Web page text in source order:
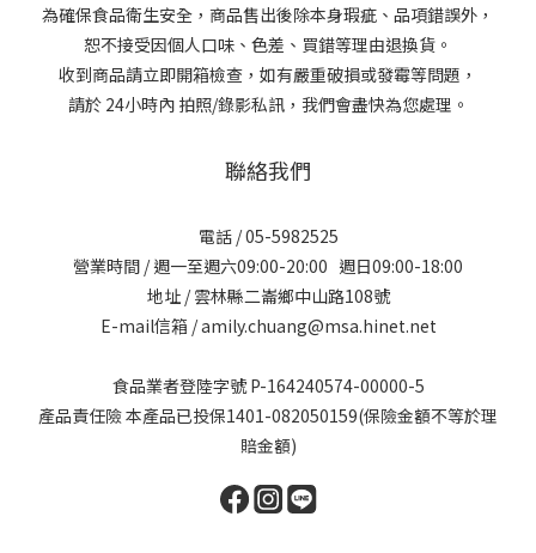
為確保食品衛生安全，商品售出後除本身瑕疵、品項錯誤外，
恕不接受因個人口味、色差、買錯等理由退換貨。
收到商品請立即開箱檢查，如有嚴重破損或發霉等問題，
請於 24小時內 拍照/錄影私訊，我們會盡快為您處理。
聯絡我們
電話 / 05-5982525
營業時間 / 週一至週六09:00-20:00 週日09:00-18:00
地址 / 雲林縣二崙鄉中山路108號
E-mail信箱 / amily.chuang@msa.hinet.net
食品業者登陸字號 P-164240574-00000-5
產品責任險 本產品已投保1401-082050159(保險金額不等於理
賠金額)